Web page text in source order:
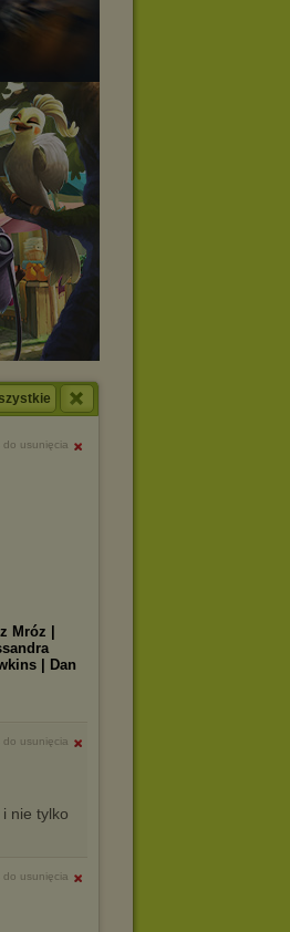
do usunięcia
Mróz |
| Dan
do usunięcia
nie tylko
do usunięcia